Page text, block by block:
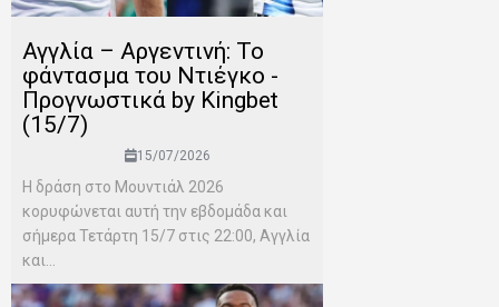
Αγγλία – Αργεντινή: Το
φάντασμα του Ντιέγκο -
Προγνωστικά by Kingbet
(15/7)
15/07/2026
Η δράση στο Μουντιάλ 2026
κορυφώνεται αυτή την εβδομάδα και
σήμερα Τετάρτη 15/7 στις 22:00, Αγγλία
και...